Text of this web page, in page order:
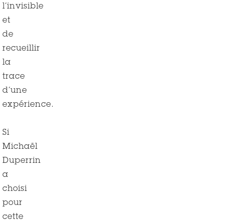
l’invisible
et
de
recueillir
la
trace
d’une
expérience.
Si
Michaël
Duperrin
a
choisi
pour
cette